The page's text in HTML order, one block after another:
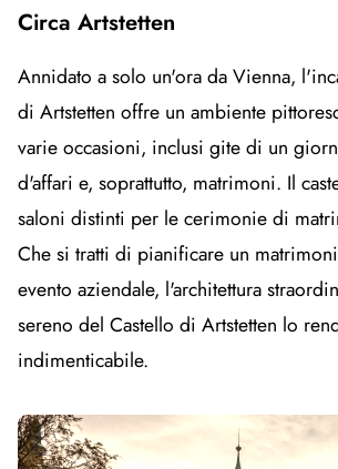
Circa Artstetten
Annidato a solo un'ora da Vienna,
di Artstetten offre un ambiente
varie occasioni, inclusi gite di un
d'affari e, soprattutto, matrimoni. Il
saloni distinti per le cerimonie di
Che si tratti di pianificare un
evento aziendale, l'architettura
sereno del Castello di Artstetten lo
indimenticabile.